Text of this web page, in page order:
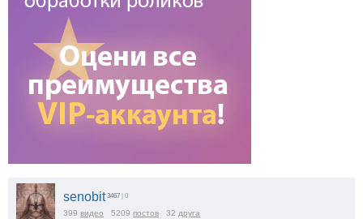
senobit 3467 | 0
399 видео 5209 постов 32 друга